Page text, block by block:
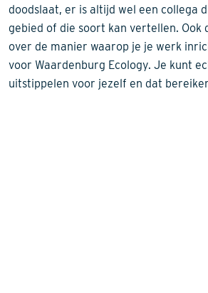
doodslaat, er is altijd wel een collega
gebied of die soort kan vertellen. Ook
over de manier waarop je je werk
voor Waardenburg Ecology. Je kunt
uitstippelen voor jezelf en dat